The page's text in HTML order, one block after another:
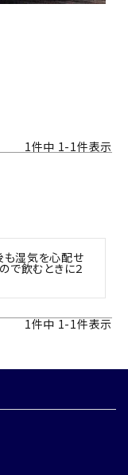
1件中 1-1件表示
も湿気を心配せ
で飲むときに２
1件中 1-1件表示